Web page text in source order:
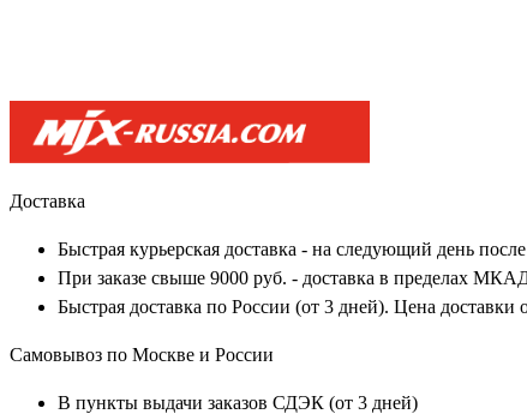
Доставка
Быстрая курьерская доставка - на следующий день
При заказе свыше 9000 руб. - доставка в пределах
Быстрая доставка по России (от 3 дней). Цена
Самовывоз по Москве и России
В пункты выдачи заказов СДЭК (от 3 дней)